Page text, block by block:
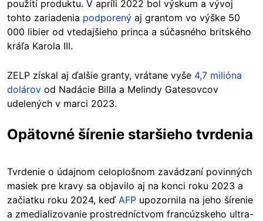
použití produktu. V apríli 2022 bol výskum a vývoj
tohto zariadenia podporený aj grantom vo výške 50
000 libier od vtedajšieho princa a súčasného britského
kráľa Karola III.
ZELP získal aj ďalšie granty, vrátane vyše 4,7 milióna
dolárov od Nadácie Billa a Melindy Gatesovcov
udelených v marci 2023.
Opätovné šírenie staršieho tvrdenia
Tvrdenie o údajnom celoplošnom zavádzaní povinných
masiek pre kravy sa objavilo aj na konci roku 2023 a
začiatku roku 2024, keď AFP upozornila na jeho šírenie
a zmedializovanie prostredníctvom francúzskeho ultra-